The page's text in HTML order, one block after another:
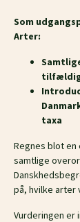
Som
Arter:
taxa
Regnes blot
samtlige
på, hvilke arter
Vurderingen